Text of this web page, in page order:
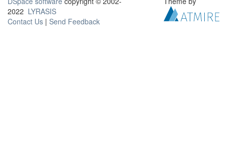
2022 LYRASIS
Contact Us | Send Feedback